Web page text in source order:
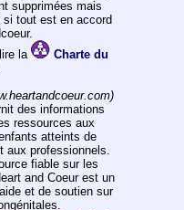
supprimées mais
tout est en accord
lire la
Charte du
des informations
ressources aux
atteints de
aux professionnels.
fiable sur les
and Coeur est un
et de soutien sur